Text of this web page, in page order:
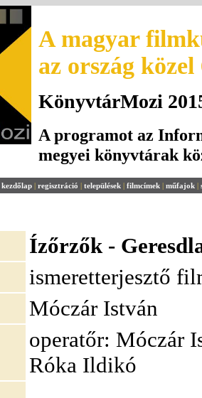
A magyar
az ország
KönyvtárMozi
A programot az
megyei könyvtárak
kezdőlap | regisztráció | települések | filmcímek | műfajok |
Ízőrzők -
ismeretterjesztő
Móczár István
operatőr: Móczár
Róka Ildikó